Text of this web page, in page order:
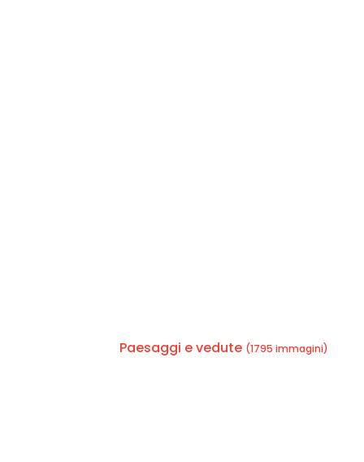
Paesaggi e vedute (1795 immagini)